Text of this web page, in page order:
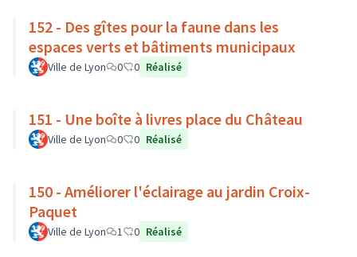
152 - Des gîtes pour la faune dans les
espaces verts et bâtiments municipaux
Ville de Lyon 0 0 Réalisé
151 - Une boîte à livres place du Château
Ville de Lyon 0 0 Réalisé
150 - Améliorer l'éclairage au jardin Croix-
Paquet
Ville de Lyon 1 0 Réalisé